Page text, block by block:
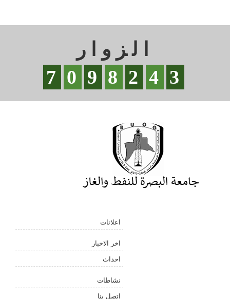
الزوار
7 0 9 8 2 4 3
اعلانات
اخر الاخبار
احداث
نشاطات
اتصل بنا